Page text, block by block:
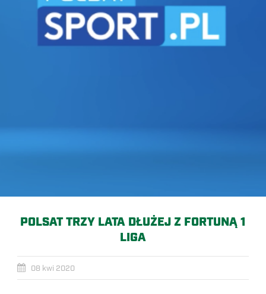
POLSAT TRZY LATA DŁUŻEJ Z FORTUNĄ 1
LIGA
08 kwi 2020